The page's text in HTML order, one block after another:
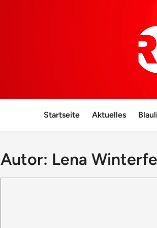
Startseite Aktuelles
Autor: Lena